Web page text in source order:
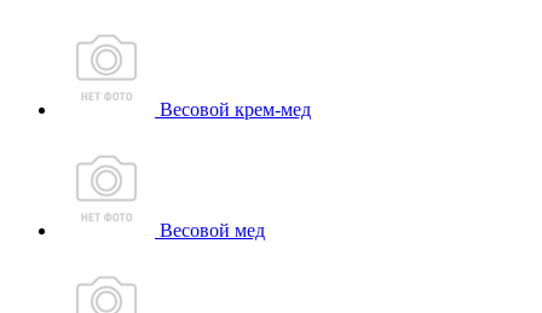
Весовой крем-мед
Весовой мед